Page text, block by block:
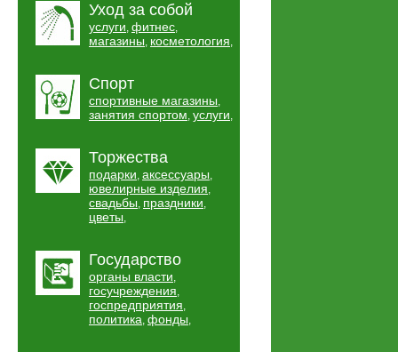
Уход за собой
услуги, фитнес,
магазины, косметология,
Спорт
спортивные магазины,
занятия спортом, услуги,
Торжества
подарки, аксессуары,
ювелирные изделия,
свадьбы, праздники,
цветы,
Государство
органы власти,
госучреждения,
госпредприятия,
политика, фонды,